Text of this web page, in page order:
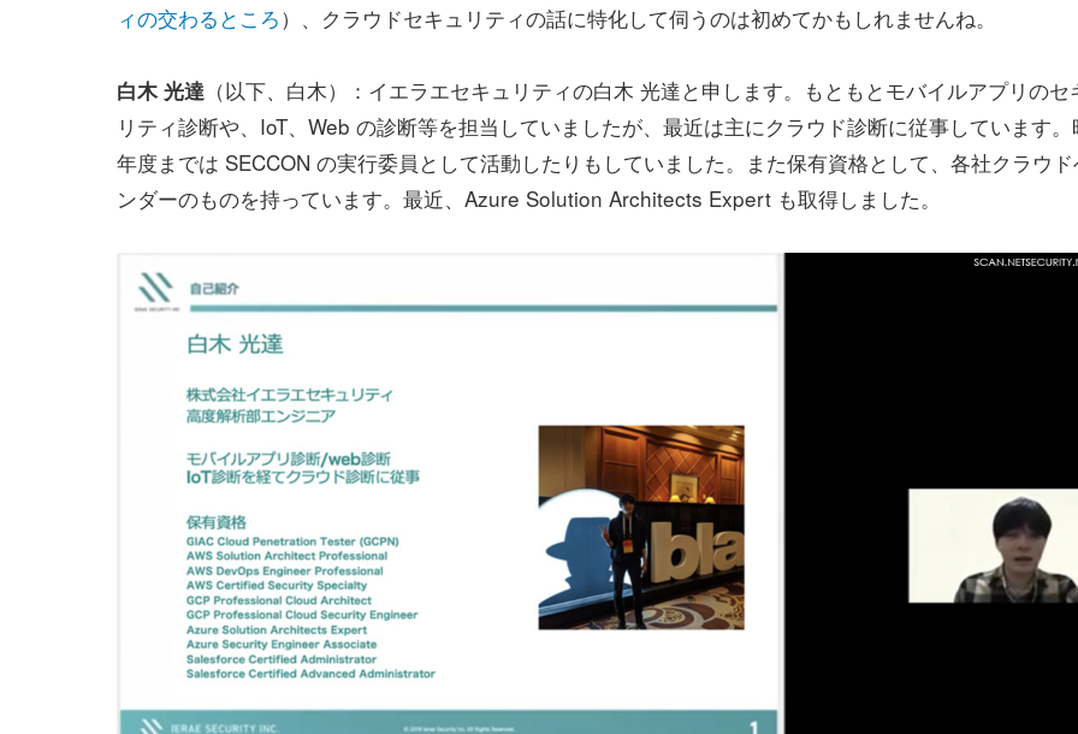
ィの交わるところ）、クラウドセキュリティの話に特化して伺うのは初めてかもしれませんね。
白木 光達 （以下、白木）：イエラエセキュリティの白木 光達と申します。もともとモバイルアプリのセ
リティ診断や、IoT、Web の診断等を担当していましたが、最近は主にクラウド診断に従事しています。
年度までは SECCON の実行委員として活動したりもしていました。また保有資格として、各社クラウ
ンダーのものを持っています。最近、Azure Solution Architects Expert も取得しました。